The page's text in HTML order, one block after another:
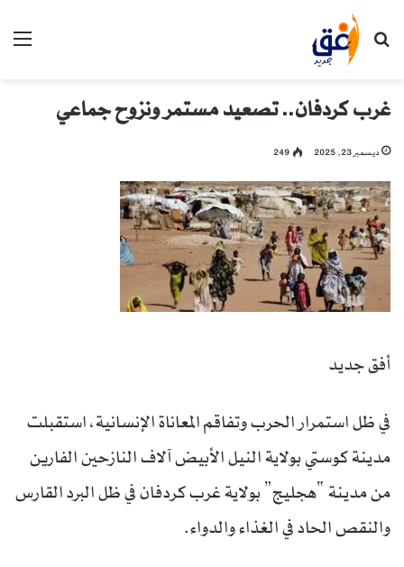
بحث عن
غرب كردفان.. تصعيد مستمر ونزوح جماعي
ديسمبر 23, 2025 249
أفق جديد
في ظل استمرار الحرب وتفاقم المعاناة الإنسانية، استقبلت
مدينة كوستي بولاية النيل الأبيض آلاف النازحين الفارين
من مدينة “هجليج” بولاية غرب كردفان في ظل البرد القارس
والنقص الحاد في الغذاء والدواء.